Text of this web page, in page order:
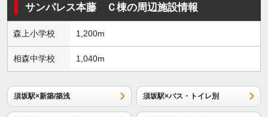
サンパレス本藤 Ｃ棟の周辺施設情報
森上小学校 1,200m
相森中学校 1,040m
須坂駅×新築/築浅 須坂駅×バス・トイレ別